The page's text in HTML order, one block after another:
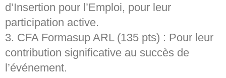
d’Insertion pour l’Emploi, pour leur
participation active.
3. CFA Formasup ARL (135 pts) : Pour leur
contribution significative au succès de
l’événement.